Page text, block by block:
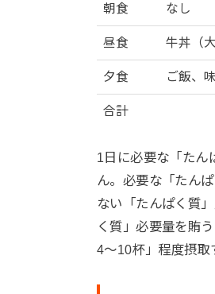
朝食 なし
昼食 牛丼（
夕食 ご飯、
合計
1日に必要な「たん
ん。必要な「たん
ない「たんぱく質
く質」必要量を賄
4〜10杯」程度摂取